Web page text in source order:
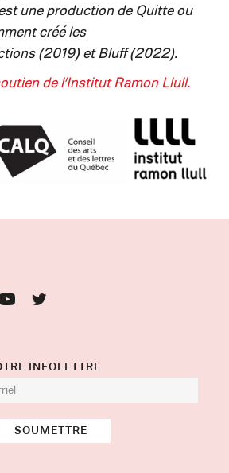
une production de Quitte ou
créé les
(2019) et Bluff (2022).
de l’Institut Ramon Llull.
INFOLETTRE
SOUMETTRE